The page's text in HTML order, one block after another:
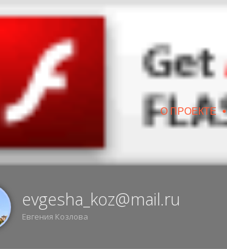
07:36, ВОРОНЕЖ
О ПРОЕКТЕ •
ИЗРУИН/IZRUIN | ВЕСНА 2019
evgesha_koz@mail.ru
Евгения Козлова